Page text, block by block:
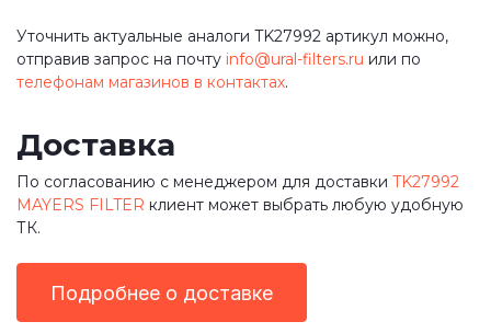
Уточнить актуальные аналоги TK27992 артикул можно,
отправив запрос на почту info@ural-filters.ru или по
телефонам магазинов в контактах.
Доставка
По согласованию с менеджером для доставки TK27992
MAYERS FILTER клиент может выбрать любую удобную
ТК.
Подробнее о доставке